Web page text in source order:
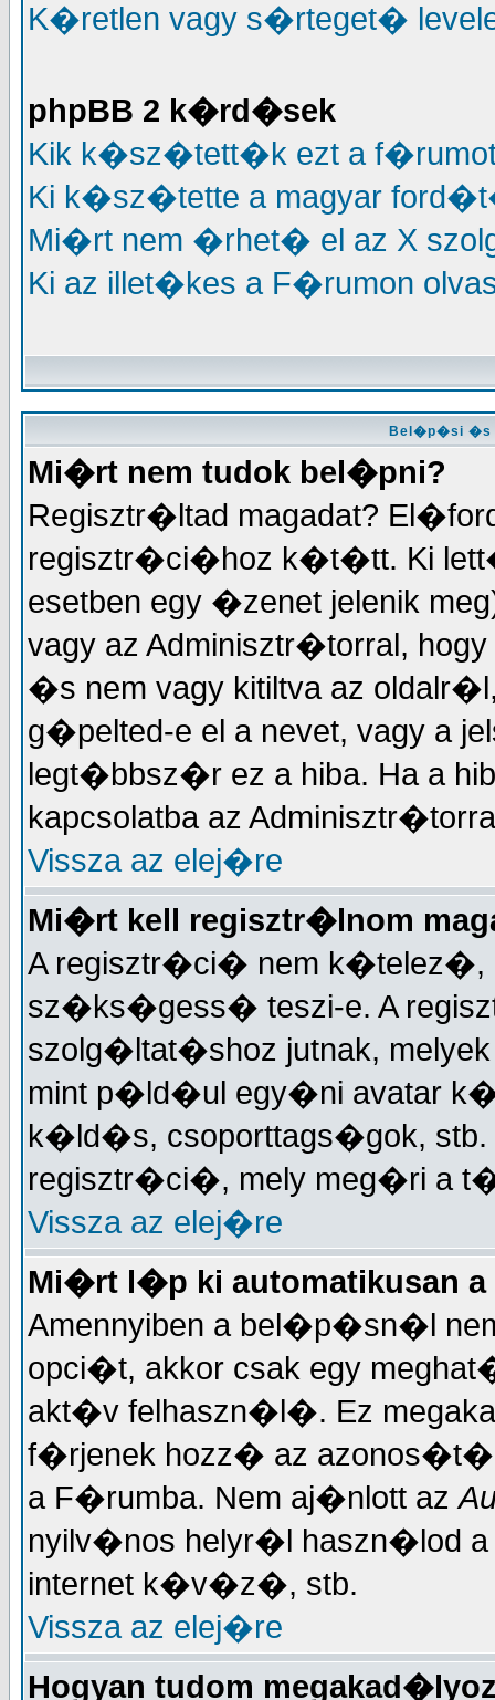
K�retlen vagy s�rteget�
phpBB 2 k�rd�sek
Kik k�sz�tett�k ezt a
Ki k�sz�tette a magyar
Mi�rt nem �rhet� el az X
Ki az illet�kes a F�rumon
Bel�p�si �s
Mi�rt nem tudok bel�pni?
Regisztr�ltad magadat?
regisztr�ci�hoz k�t�tt. Ki
esetben egy �zenet jelenik
vagy az Adminisztr�torral,
�s nem vagy kitiltva az
g�pelted-e el a nevet, vagy a
legt�bbsz�r ez a hiba. Ha a
kapcsolatba az
Vissza az elej�re
Mi�rt kell regisztr�lnom
A regisztr�ci� nem k�telez�,
sz�ks�gess� teszi-e. A
szolg�ltat�shoz jutnak,
mint p�ld�ul egy�ni avatar
k�ld�s, csoporttags�gok,
regisztr�ci�, mely meg�ri a
Vissza az elej�re
Mi�rt l�p ki automatikusan
Amennyiben a bel�p�sn�l
opci�t, akkor csak egy
akt�v felhaszn�l�. Ez
f�rjenek hozz� az
a F�rumba. Nem aj�nlott az
nyilv�nos helyr�l haszn�lod
internet k�v�z�, stb.
Vissza az elej�re
Hogyan tudom